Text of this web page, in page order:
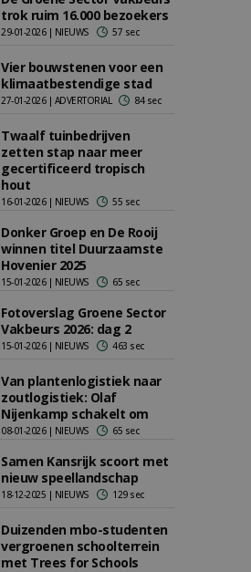
trok ruim 16.000 bezoekers
29-01-2026 | NIEUWS 57 sec
Vier bouwstenen voor een
klimaatbestendige stad
27-01-2026 | ADVERTORIAL 84 sec
Twaalf tuinbedrijven
zetten stap naar meer
gecertificeerd tropisch
hout
16-01-2026 | NIEUWS 55 sec
Donker Groep en De Rooij
winnen titel Duurzaamste
Hovenier 2025
15-01-2026 | NIEUWS 65 sec
Fotoverslag Groene Sector
Vakbeurs 2026: dag 2
15-01-2026 | NIEUWS 463 sec
Van plantenlogistiek naar
zoutlogistiek: Olaf
Nijenkamp schakelt om
08-01-2026 | NIEUWS 65 sec
Samen Kansrijk scoort met
nieuw speellandschap
18-12-2025 | NIEUWS 129 sec
Duizenden mbo-studenten
vergroenen schoolterrein
met Trees for Schools